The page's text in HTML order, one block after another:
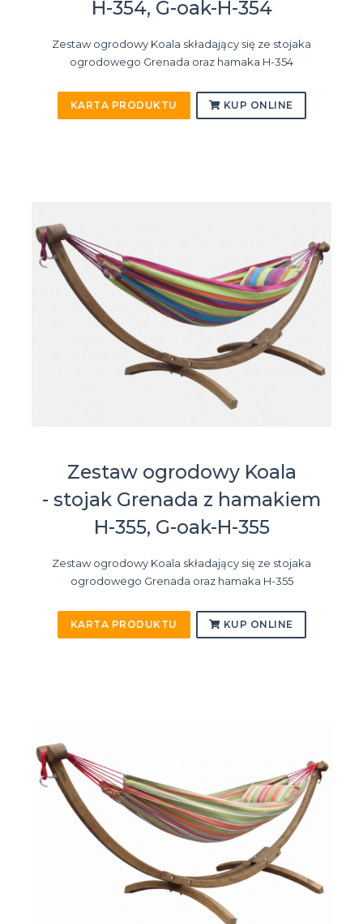
H-354, G-oak-H-354
Zestaw ogrodowy Koala składający się ze stojaka
ogrodowego Grenada oraz hamaka H-354
KARTA PRODUKTU KUP ONLINE
Zestaw ogrodowy Koala
- stojak Grenada z hamakiem
H-355, G-oak-H-355
Zestaw ogrodowy Koala składający się ze stojaka
ogrodowego Grenada oraz hamaka H-355
KARTA PRODUKTU KUP ONLINE